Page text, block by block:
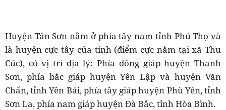
Huyện Tân Sơn nằm ở phía tây nam tỉnh Phú Thọ và
là huyện cực tây của tỉnh (điểm cực nằm tại xã Thu
Cúc), có vị trí địa lý: Phía đông giáp huyện Thanh
Sơn, phía bắc giáp huyện Yên Lập và huyện Văn
Chấn, tỉnh Yên Bái, phía tây giáp huyện Phù Yên, tỉnh
Sơn La, phía nam giáp huyện Đà Bắc, tỉnh Hòa Bình.